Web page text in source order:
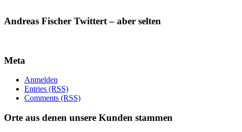
Andreas Fischer Twittert – aber selten
Meta
Anmelden
Entries (RSS)
Comments (RSS)
Orte aus denen unsere Kunden stammen